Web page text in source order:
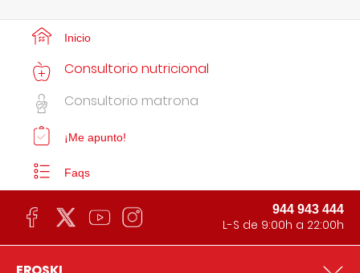
Inicio
Consultorio nutricional
Consultorio matrona
¡Me apunto!
Faqs
944 943 444
L-S de 9:00h a 22:00h